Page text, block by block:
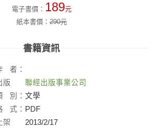
電子書價： 189元
紙本書價：290元
書籍資訊
者：
版
：
聯經出版事業公司
別： 文學
式： PDF
架
2013/2/17